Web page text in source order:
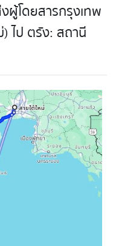
ผู้โดยสารกรุงเทพ
ไป ตรัง: สถานี